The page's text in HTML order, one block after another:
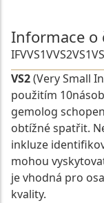
Informace o
IFVVS1VVS2VS1
VS2(Very Small
použitím
gemolog
obtížné spatřit.
inkluze
mohou
je vhodná pro
kvality.